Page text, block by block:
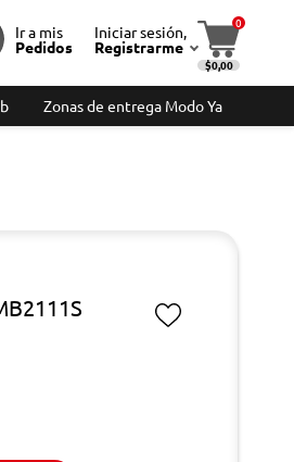
Ir a mis
Pedidos
Iniciar sesión,
Registrarme
0
$0,00
Zonas de entrega Modo Ya